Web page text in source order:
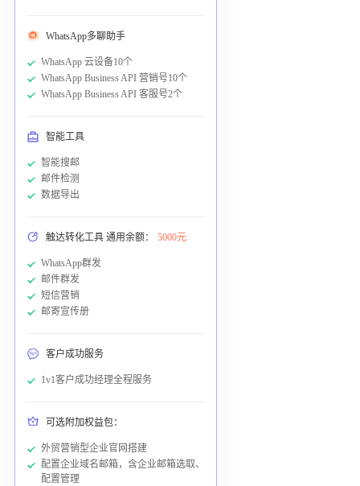
WhatsApp多聊助手
WhatsApp 云设备10个
WhatsApp Business API 营销号10个
WhatsApp Business API 客服号2个
智能工具
智能搜邮
邮件检测
数据导出
触达转化工具 通用余额： 5000元
WhatsApp群发
邮件群发
短信营销
邮寄宣传册
客户成功服务
1v1客户成功经理全程服务
可选附加权益包：
外贸营销型企业官网搭建
配置企业域名邮箱，含企业邮箱选取、
配置管理